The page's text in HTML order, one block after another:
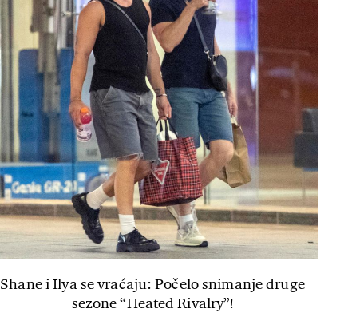
Shane i Ilya se vraćaju: Počelo snimanje druge
sezone “Heated Rivalry”!